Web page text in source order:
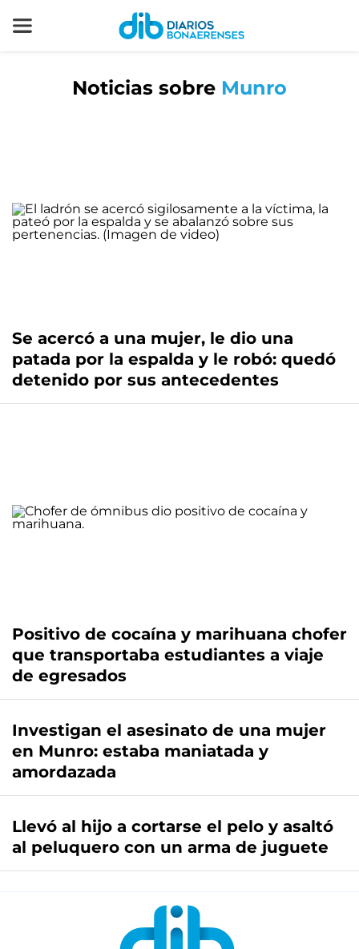
Noticias sobre Munro
Se acercó a una mujer, le dio una
patada por la espalda y le robó: quedó
detenido por sus antecedentes
Positivo de cocaína y marihuana chofer
que transportaba estudiantes a viaje
de egresados
Investigan el asesinato de una mujer
en Munro: estaba maniatada y
amordazada
Llevó al hijo a cortarse el pelo y asaltó
al peluquero con un arma de juguete